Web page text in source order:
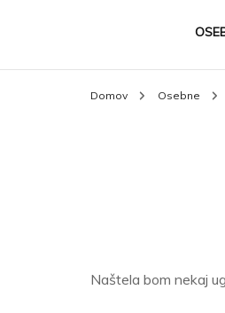
Domov Osebne
Naštela bom nekaj